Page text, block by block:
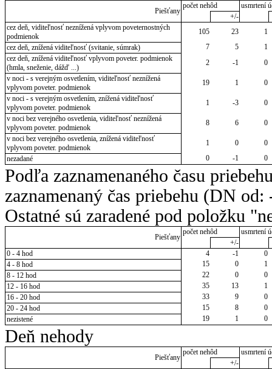
Piešťany
počet nehôd
usmrtení
+/-
cez deň, viditeľnosť neznížená vplyvom poveternostných
podmienok
105 23
1
cez deň, znížená viditeľnosť (svitanie, súmrak)
7 5
1
cez deň, znížená viditeľnosť vplyvom poveter. podmienok
(hmla, sneženie, dážď ...)
2 -1
0
v noci - s verejným osvetlením, viditeľnosť neznížená
vplyvom poveter. podmienok
19 1
0
v noci - s verejným osvetlením, znížená viditeľnosť
vplyvom poveter. podmienok
1 -3
0
v noci bez verejného osvetlenia, viditeľnosť neznížená
vplyvom poveter. podmienok
8 6
0
v noci bez verejného osvetlenia, znížená viditeľnosť
vplyvom poveter. podmienok
1 0
0
nezadané
0 -1 0
Podľa zaznamenaného času
zaznamenaný čas priebehu (DN
Ostatné sú zaradené pod položku
Piešťany
počet nehôd
usmrtení
+/-
0 - 4 hod
4 -1
0
4 - 8 hod
15 0
1
8 - 12 hod
22 0
0
12 - 16 hod
35 13
1
16 - 20 hod
33 9
0
20 - 24 hod
15 8
0
nezistené
19 1 0
Deň nehody
Piešťany
počet nehôd
usmrtení
+/-